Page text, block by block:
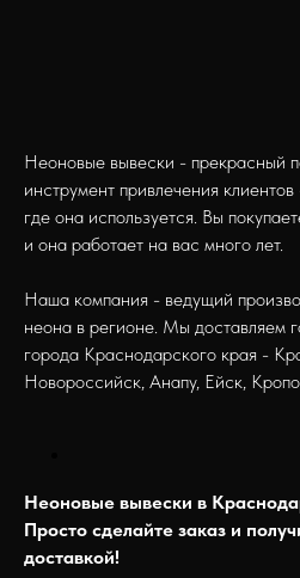
Неоновые вывески - прекрасный
инструмент привлечения
где она используется. Вы
и она работает на вас много лет.
Наша компания - ведущий
неона в регионе. Мы доставляем
города Краснодарского края -
Новороссийск, Анапу, Ейск,
Неоновые вывески в
Просто сделайте заказ и
доставкой!